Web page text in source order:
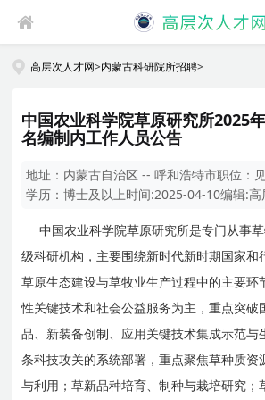
高层次人才网>内蒙古科研院所招聘>
中国农业科学院草原研究所2025
名编制内工作人员公告
地址： 内蒙古自治区 -- 呼和浩特市职位：
学历：博士及以上时间:2025-04-10编辑:高
中国农业科学院草原研究所是专门从事
级科研机构，主要围绕新时代新时期国家和
草原生态建设与草牧业生产过程中的主要环
性关键技术和社会公益服务为主，重点突破
品、新装备创制、应用关键技术集成示范与
条科技攻关的系统部署，重点聚焦草种质资
与利用；草新品种培育、制种与栽培研究；